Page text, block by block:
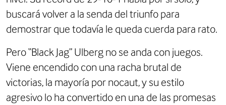
buscará volver a la senda del triunfo para
demostrar que todavía le queda cuerda para rato.
Pero “Black Jag” Ulberg no se anda con juegos.
Viene encendido con una racha brutal de
victorias, la mayoría por nocaut, y su estilo
agresivo lo ha convertido en una de las promesas